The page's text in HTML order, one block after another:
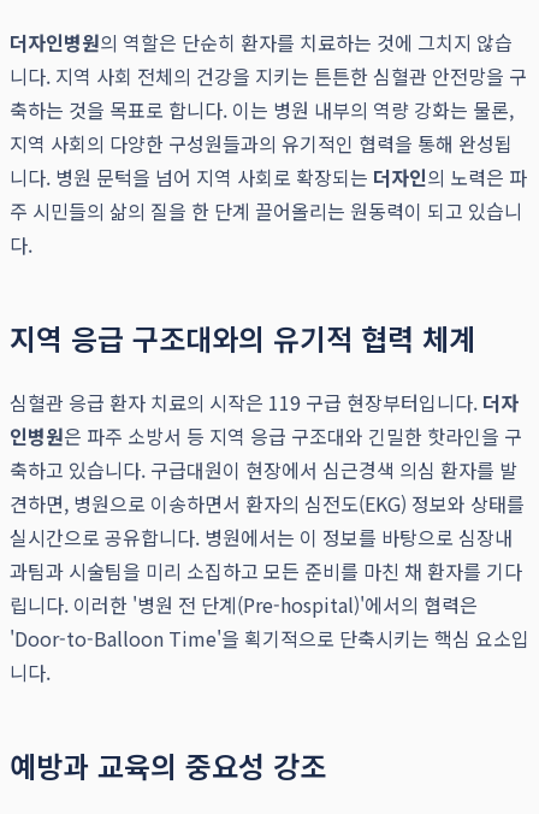
더자인병원의 역할은 단순히 환자를 치료하는 것에 그치지 않습
니다. 지역 사회 전체의 건강을 지키는 튼튼한 심혈관 안전망을 구
축하는 것을 목표로 합니다. 이는 병원 내부의 역량 강화는 물론,
지역 사회의 다양한 구성원들과의 유기적인 협력을 통해 완성됩
니다. 병원 문턱을 넘어 지역 사회로 확장되는 더자인의 노력은 파
주 시민들의 삶의 질을 한 단계 끌어올리는 원동력이 되고 있습니
다.
지역 응급 구조대와의 유기적 협력 체계
심혈관 응급 환자 치료의 시작은 119 구급 현장부터입니다. 더자
인병원은 파주 소방서 등 지역 응급 구조대와 긴밀한 핫라인을 구
축하고 있습니다. 구급대원이 현장에서 심근경색 의심 환자를 발
견하면, 병원으로 이송하면서 환자의 심전도(EKG) 정보와 상태를
실시간으로 공유합니다. 병원에서는 이 정보를 바탕으로 심장내
과팀과 시술팀을 미리 소집하고 모든 준비를 마친 채 환자를 기다
립니다. 이러한 '병원 전 단계(Pre-hospital)'에서의 협력은
'Door-to-Balloon Time'을 획기적으로 단축시키는 핵심 요소입
니다.
예방과 교육의 중요성 강조